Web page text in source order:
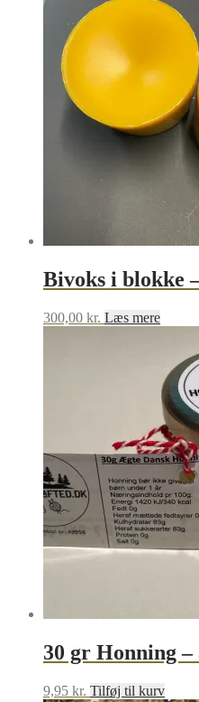
Bivoks i blokke
300,00 kr. Læs mere
30 gr Honning
9,95 kr. Tilføj til kurv